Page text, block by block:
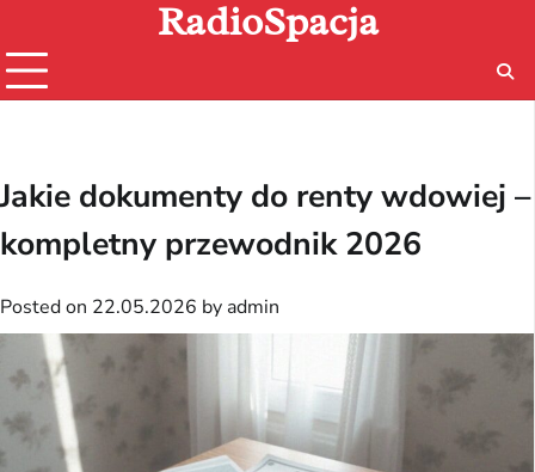
content
RadioSpacja
Jakie dokumenty do renty wdowiej –
kompletny przewodnik 2026
Posted on 22.05.2026 by admin